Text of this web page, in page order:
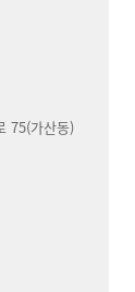
75(가산동)